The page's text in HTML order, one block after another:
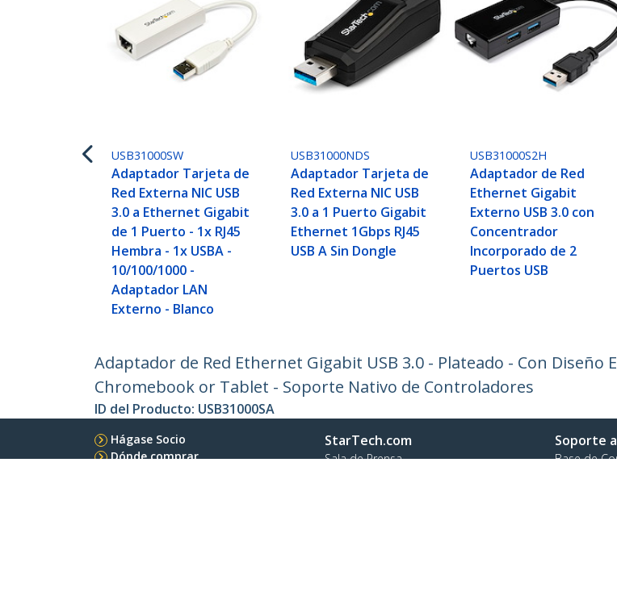
USB31000SW
Adaptador Tarjeta de
Red Externa NIC USB
3.0 a Ethernet Gigabit
de 1 Puerto - 1x RJ45
Hembra - 1x USBA -
10/100/1000 -
Adaptador LAN
Externo - Blanco
USB31000NDS
Adaptador Tarjeta de
Red Externa NIC USB
3.0 a 1 Puerto Gigabit
Ethernet 1Gbps RJ45
USB A Sin Dongle
USB31000S2H
Adaptador de Red
Ethernet Gigabit
Externo USB 3.0 con
Concentrador
Incorporado de 2
Puertos USB
Adaptador de Red Ethernet Gigabit USB 3.0 - Plateado - Con Diseño
Chromebook or Tablet - Soporte Nativo de Controladores
ID del Producto: USB31000SA
Hágase Socio
Dónde comprar
StarTech.com
Sala de Prensa
Soporte
Base de